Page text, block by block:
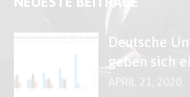
Deutsche
geben sich